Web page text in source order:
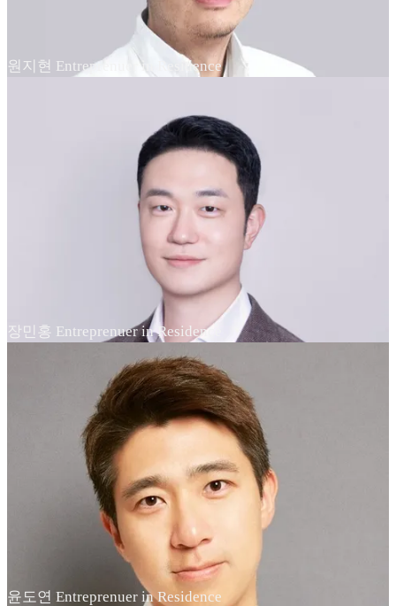
원지현 Entreprenuer in Residence
장민홍 Entreprenuer in Residence
윤도연 Entreprenuer in Residence